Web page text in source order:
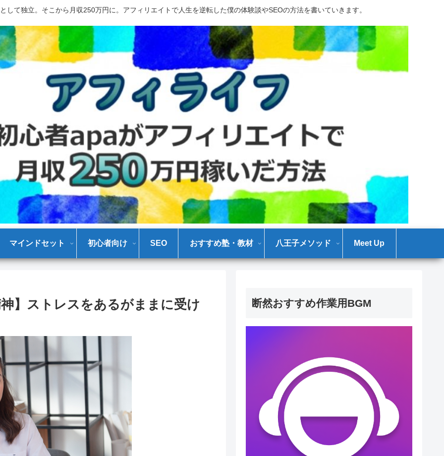
して独立。そこから月収250万円に。アフィリエイトで人生を逆転した僕の体験談やSEOの方法を書いていきます。
マインドセット 初心者向け SEO おすすめ塾・教材 八王子メソッド Meet Up
】ストレスをあるがままに受け
断然おすすめ作業用BGM